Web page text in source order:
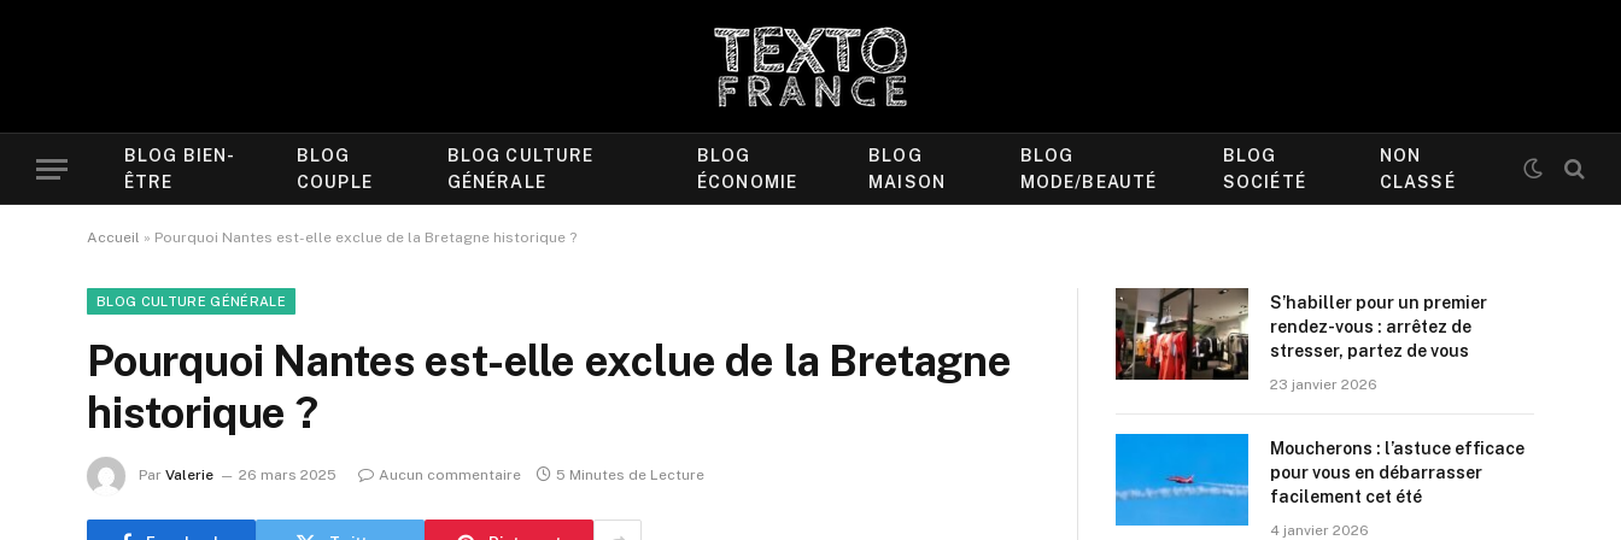
BLOG BIEN-
ÊTRE
BLOG
COUPLE
BLOG CULTURE
GÉNÉRALE
BLOG
ÉCONOMIE
BLOG
MAISON
BLOG
MODE/BEAUTÉ
BLOG
SOCIÉTÉ
NON
CLASSÉ
Accueil » Pourquoi Nantes est-elle exclue de la Bretagne historique ?
BLOG CULTURE GÉNÉRALE
Pourquoi Nantes est-elle exclue de la Bretagne
historique ?
Par Valerie 26 mars 2025 Aucun commentaire 5 Minutes de Lecture
S’habiller pour un premier
rendez-vous : arrêtez de
stresser, partez de vous
23 janvier 2026
Moucherons : l’astuce efficace
pour vous en débarrasser
facilement cet été
4 janvier 2026